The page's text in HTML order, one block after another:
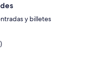
y billetes